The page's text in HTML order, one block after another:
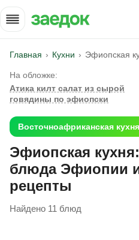
Главная Кухни Эфиопская
На обложке:
Атика килт салат из сырой
говядины по эфиопски
Восточноафриканская кухня
Эфиопская
блюда Эфиопии
рецепты
Найдено 11 блюд